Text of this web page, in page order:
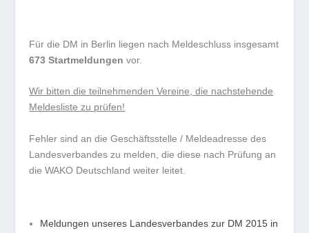
Für die DM in Berlin liegen nach Meldeschluss insgesamt
673 Startmeldungen vor.
Wir bitten die teilnehmenden Vereine, die nachstehende
Meldesliste zu prüfen!
Fehler sind an die Geschäftsstelle / Meldeadresse des
Landesverbandes zu melden, die diese nach Prüfung an
die WAKO Deutschland weiter leitet.
Meldungen unseres Landesverbandes zur DM 2015 in